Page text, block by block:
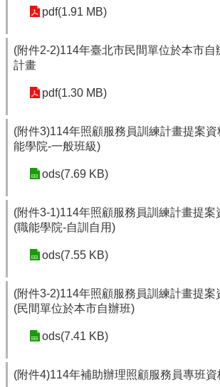
pdf(1.91 MB)
(附件2-2)114年臺北市民間單位於本市自
計畫
pdf(1.30 MB)
(附件3)114年照顧服務員訓練計畫提案
能學院-一般班級)
ods(7.69 KB)
(附件3-1)114年照顧服務員訓練計畫提案
(職能學院-自訓自用)
ods(7.55 KB)
(附件3-2)114年照顧服務員訓練計畫提案
(民間單位於本市自辦班)
ods(7.41 KB)
(附件4)114年補助辦理照顧服務員專班資